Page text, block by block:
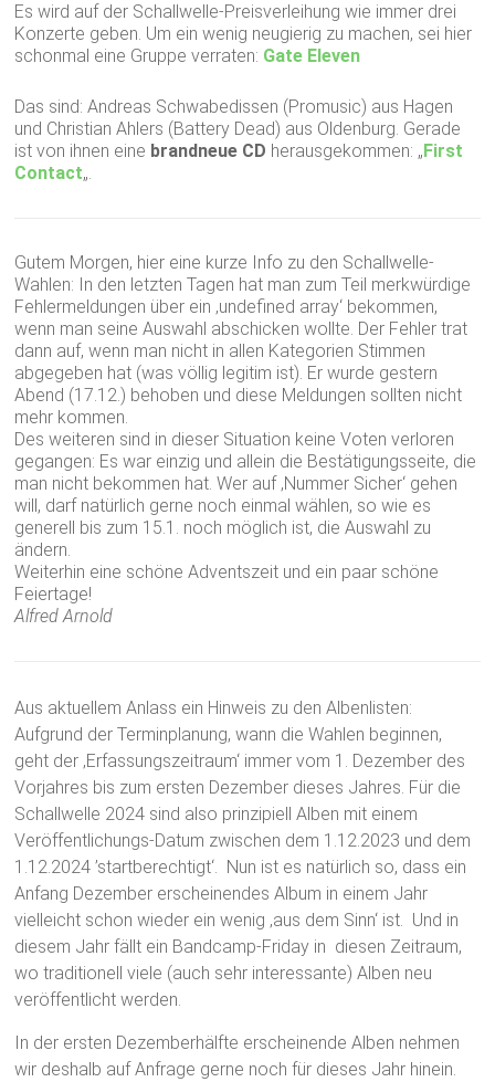
Es wird auf der Schallwelle-Preisverleihung wie immer drei
Konzerte geben. Um ein wenig neugierig zu machen, sei hier
schonmal eine Gruppe verraten: Gate Eleven
Das sind: Andreas Schwabedissen (Promusic) aus Hagen
und Christian Ahlers (Battery Dead) aus Oldenburg. Gerade
ist von ihnen eine brandneue CD herausgekommen: „ First
Contact„.
Gutem Morgen, hier eine kurze Info zu den Schallwelle-
Wahlen: In den letzten Tagen hat man zum Teil merkwürdige
Fehlermeldungen über ein ‚undefined array‘ bekommen,
wenn man seine Auswahl abschicken wollte. Der Fehler trat
dann auf, wenn man nicht in allen Kategorien Stimmen
abgegeben hat (was völlig legitim ist). Er wurde gestern
Abend (17.12.) behoben und diese Meldungen sollten nicht
mehr kommen.
Des weiteren sind in dieser Situation keine Voten verloren
gegangen: Es war einzig und allein die Bestätigungsseite, die
man nicht bekommen hat. Wer auf ‚Nummer Sicher‘ gehen
will, darf natürlich gerne noch einmal wählen, so wie es
generell bis zum 15.1. noch möglich ist, die Auswahl zu
ändern.
Weiterhin eine schöne Adventszeit und ein paar schöne
Feiertage!
Alfred Arnold
Aus aktuellem Anlass ein Hinweis zu den Albenlisten:
Aufgrund der Terminplanung, wann die Wahlen beginnen,
geht der ‚Erfassungszeitraum‘ immer vom 1. Dezember des
Vorjahres bis zum ersten Dezember dieses Jahres. Für die
Schallwelle 2024 sind also prinzipiell Alben mit einem
Veröffentlichungs-Datum zwischen dem 1.12.2023 und dem
1.12.2024 ’startberechtigt‘. Nun ist es natürlich so, dass ein
Anfang Dezember erscheinendes Album in einem Jahr
vielleicht schon wieder ein wenig ‚aus dem Sinn‘ ist. Und in
diesem Jahr fällt ein Bandcamp-Friday in diesen Zeitraum,
wo traditionell viele (auch sehr interessante) Alben neu
veröffentlicht werden.
In der ersten Dezemberhälfte erscheinende Alben nehmen
wir deshalb auf Anfrage gerne noch für dieses Jahr hinein.